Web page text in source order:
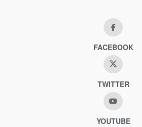
FACEBOOK
TWITTER
YOUTUBE